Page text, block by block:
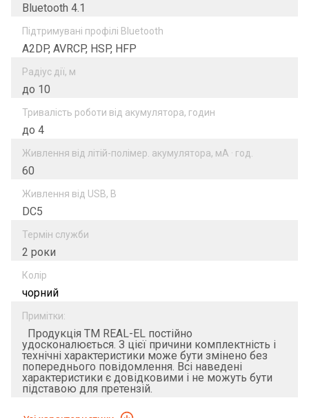
Bluetooth 4.1
Підтримувані профілі Bluetooth
A2DP, AVRCP, HSP, HFP
Радіус дії, м
до 10
Тривалість роботи від акумулятора, годин
до 4
Живлення від літій-полімер. акумулятора, мА · год.
60
Живлення від USB, B
DC5
Термін служби
2 роки
Колір
чорний
Примітки:
Продукція ТМ REAL-EL постійно
удосконалюється. З цієї причини комплектність і
технічні характеристики може бути змінено без
попереднього повідомлення. Всі наведені
характеристики є довідковими і не можуть бути
підставою для претензій.